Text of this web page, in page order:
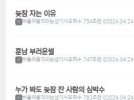
늦잠 자는 이유
1 하울의움직이는성기사조회수 754추천 02024.04.24
훈남 부러운썰
1 하울의움직이는성기사조회수 747추천 02024.04.24
누가 봐도 늦잠 잔 사람의 심박수
1 하울의움직이는성기사조회수 782추천 02024.04.24